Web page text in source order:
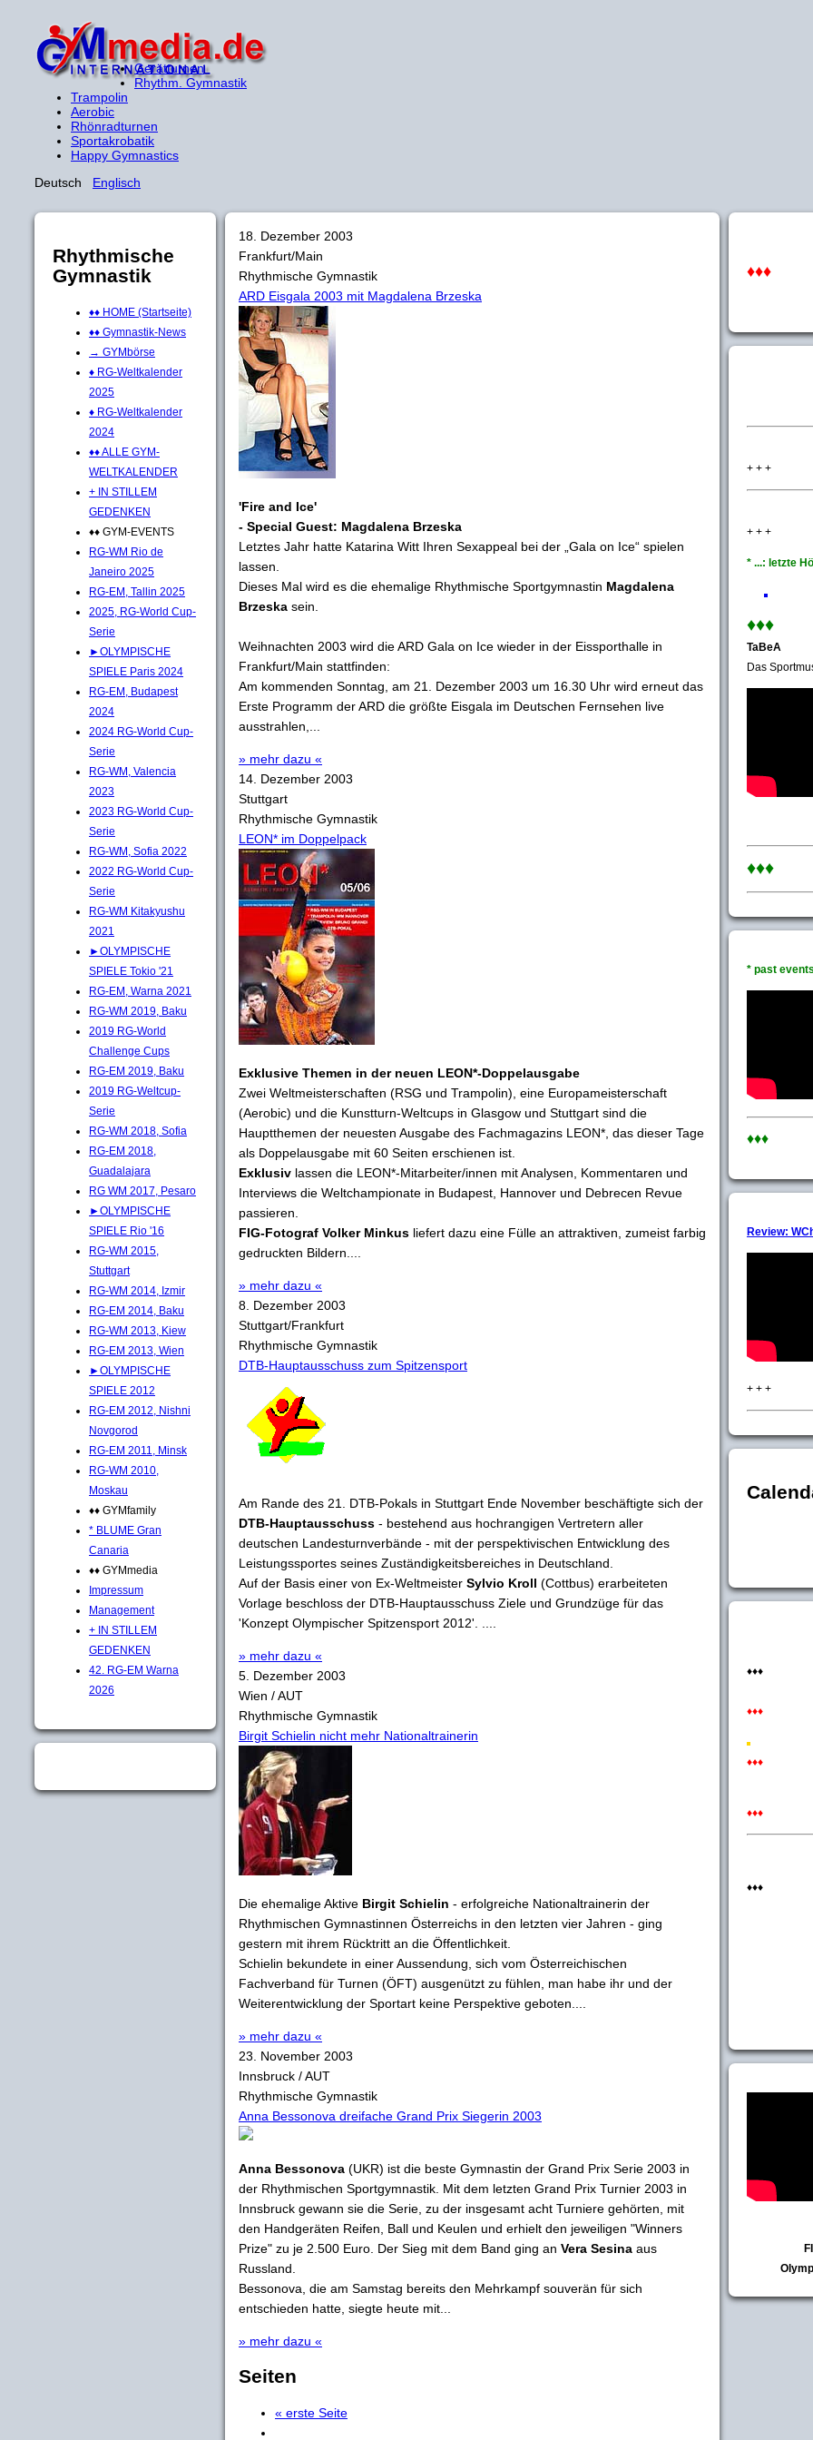
Gerätturnen
Rhythm. Gymnastik
Trampolin
Aerobic
Rhönradturnen
Sportakrobatik
Happy Gymnastics
Deutsch Englisch
Rhythmische
Gymnastik
♦♦ HOME (Startseite)
♦♦ Gymnastik-News
→ GYMbörse
♦ RG-Weltkalender
2025
♦ RG-Weltkalender
2024
♦♦ ALLE GYM-
WELTKALENDER
+ IN STILLEM
GEDENKEN
♦♦ GYM-EVENTS
RG-WM Rio de
Janeiro 2025
RG-EM, Tallin 2025
2025, RG-World Cup-
Serie
►OLYMPISCHE
SPIELE Paris 2024
RG-EM, Budapest
2024
2024 RG-World Cup-
Serie
RG-WM, Valencia
2023
2023 RG-World Cup-
Serie
RG-WM, Sofia 2022
2022 RG-World Cup-
Serie
RG-WM Kitakyushu
2021
►OLYMPISCHE
SPIELE Tokio '21
RG-EM, Warna 2021
RG-WM 2019, Baku
2019 RG-World
Challenge Cups
RG-EM 2019, Baku
2019 RG-Weltcup-
Serie
RG-WM 2018, Sofia
RG-EM 2018,
Guadalajara
RG WM 2017, Pesaro
►OLYMPISCHE
SPIELE Rio '16
RG-WM 2015,
Stuttgart
RG-WM 2014, Izmir
RG-EM 2014, Baku
RG-WM 2013, Kiew
RG-EM 2013, Wien
►OLYMPISCHE
SPIELE 2012
RG-EM 2012, Nishni
Novgorod
RG-EM 2011, Minsk
RG-WM 2010,
Moskau
♦♦ GYMfamily
* BLUME Gran
Canaria
♦♦ GYMmedia
Impressum
Management
+ IN STILLEM
GEDENKEN
42. RG-EM Warna
2026
18. Dezember 2003
Frankfurt/Main
Rhythmische Gymnastik
ARD Eisgala 2003 mit Magdalena Brzeska
'Fire and Ice'
- Special Guest: Magdalena Brzeska
Letztes Jahr hatte Katarina Witt Ihren Sexappeal bei der „Gala on Ice“ spielen
lassen.
Dieses Mal wird es die ehemalige Rhythmische Sportgymnastin Magdalena
Brzeska sein.
Weihnachten 2003 wird die ARD Gala on Ice wieder in der Eissporthalle in
Frankfurt/Main stattfinden:
Am kommenden Sonntag, am 21. Dezember 2003 um 16.30 Uhr wird erneut das
Erste Programm der ARD die größte Eisgala im Deutschen Fernsehen live
ausstrahlen,...
» mehr dazu «
14. Dezember 2003
Stuttgart
Rhythmische Gymnastik
LEON* im Doppelpack
Exklusive Themen in der neuen LEON*-Doppelausgabe
Zwei Weltmeisterschaften (RSG und Trampolin), eine Europameisterschaft
(Aerobic) und die Kunstturn-Weltcups in Glasgow und Stuttgart sind die
Hauptthemen der neuesten Ausgabe des Fachmagazins LEON*, das dieser Tage
als Doppelausgabe mit 60 Seiten erschienen ist.
Exklusiv lassen die LEON*-Mitarbeiter/innen mit Analysen, Kommentaren und
Interviews die Weltchampionate in Budapest, Hannover und Debrecen Revue
passieren.
FIG-Fotograf Volker Minkus liefert dazu eine Fülle an attraktiven, zumeist farbig
gedruckten Bildern....
» mehr dazu «
8. Dezember 2003
Stuttgart/Frankfurt
Rhythmische Gymnastik
DTB-Hauptausschuss zum Spitzensport
Am Rande des 21. DTB-Pokals in Stuttgart Ende November beschäftigte sich der
DTB-Hauptausschuss - bestehend aus hochrangigen Vertretern aller
deutschen Landesturnverbände - mit der perspektivischen Entwicklung des
Leistungssportes seines Zuständigkeitsbereiches in Deutschland.
Auf der Basis einer von Ex-Weltmeister Sylvio Kroll (Cottbus) erarbeiteten
Vorlage beschloss der DTB-Hauptausschuss Ziele und Grundzüge für das
'Konzept Olympischer Spitzensport 2012'. ....
» mehr dazu «
5. Dezember 2003
Wien / AUT
Rhythmische Gymnastik
Birgit Schielin nicht mehr Nationaltrainerin
Die ehemalige Aktive Birgit Schielin - erfolgreiche Nationaltrainerin der
Rhythmischen Gymnastinnen Österreichs in den letzten vier Jahren - ging
gestern mit ihrem Rücktritt an die Öffentlichkeit.
Schielin bekundete in einer Aussendung, sich vom Österreichischen
Fachverband für Turnen (ÖFT) ausgenützt zu fühlen, man habe ihr und der
Weiterentwicklung der Sportart keine Perspektive geboten....
» mehr dazu «
23. November 2003
Innsbruck / AUT
Rhythmische Gymnastik
Anna Bessonova dreifache Grand Prix Siegerin 2003
Anna Bessonova (UKR) ist die beste Gymnastin der Grand Prix Serie 2003 in
der Rhythmischen Sportgymnastik. Mit dem letzten Grand Prix Turnier 2003 in
Innsbruck gewann sie die Serie, zu der insgesamt acht Turniere gehörten, mit
den Handgeräten Reifen, Ball und Keulen und erhielt den jeweiligen "Winners
Prize" zu je 2.500 Euro. Der Sieg mit dem Band ging an Vera Sesina aus
Russland.
Bessonova, die am Samstag bereits den Mehrkampf souverän für sich
entschieden hatte, siegte heute mit...
» mehr dazu «
Seiten
« erste Seite
♦♦♦
+ + +
+ + +
* ...: letzte
♦♦♦
TaBeA
Das
♦♦♦
* past
♦♦♦
Review:
+ + +
♦♦♦
♦♦♦
♦♦♦
♦♦♦
♦♦♦